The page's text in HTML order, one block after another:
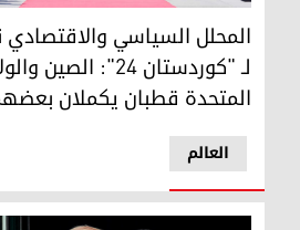
المحلل السياسي والاقتصادي نادر رونغ لـ "كوردستان 24": الصين
العالم
المحلل السياسي والاقتصادي
لـ "كوردستان 24": الصين
المتحدة قطبان يكملان